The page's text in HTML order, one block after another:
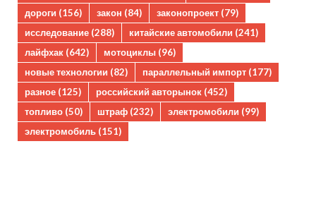
дороги (156) закон (84) законопроект (79)
исследование (288) китайские автомобили (241)
лайфхак (642) мотоциклы (96)
новые технологии (82) параллельный импорт (177)
разное (125) российский авторынок (452)
топливо (50) штраф (232) электромобили (99)
электромобиль (151)